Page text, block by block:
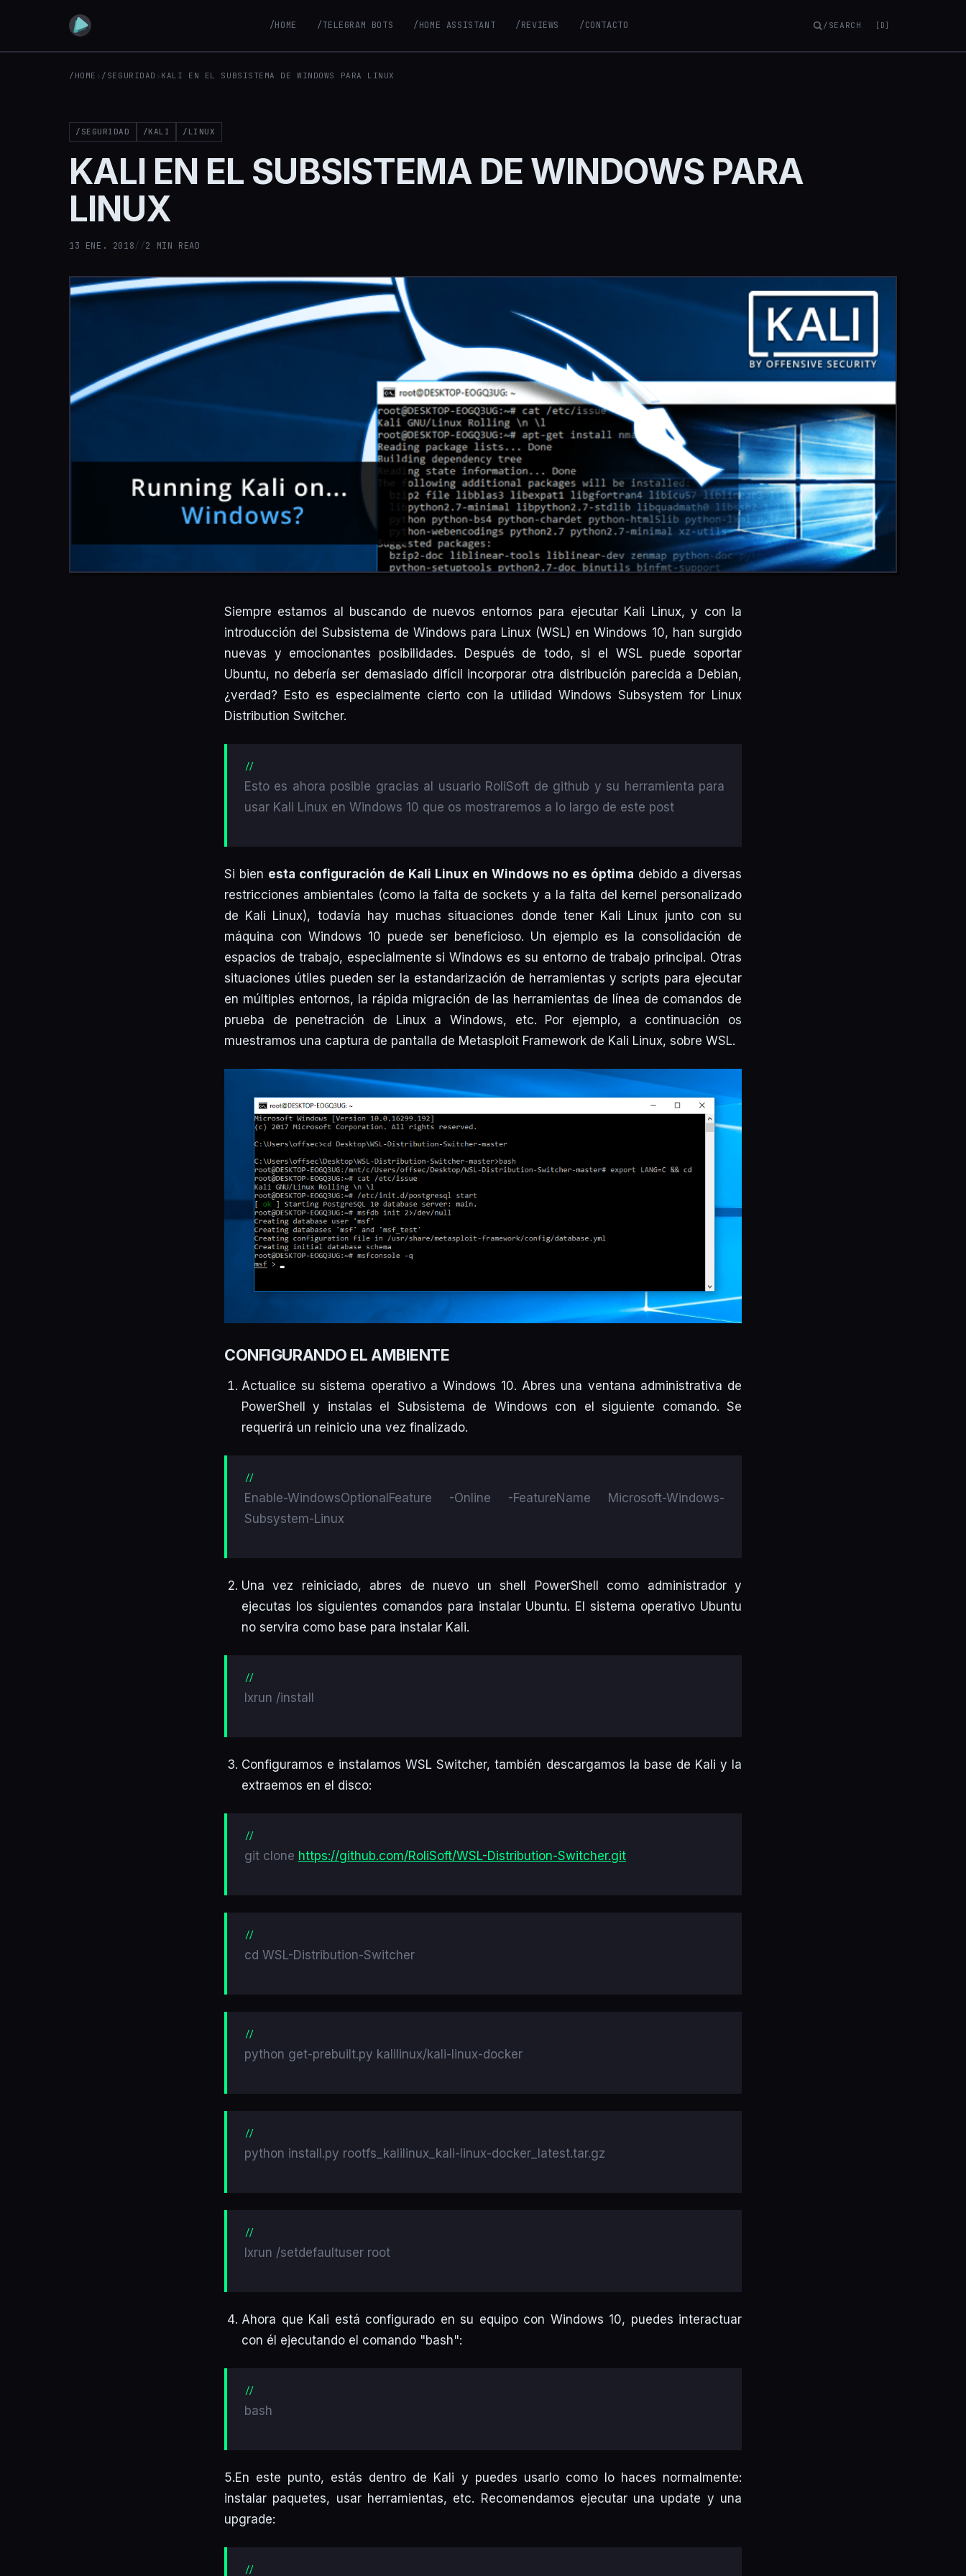
/HOME /TELEGRAM BOTS /HOME ASSISTANT /REVIEWS /CONTACTO /SEARCH [D]
/HOME › /SEGURIDAD › KALI EN EL SUBSISTEMA DE WINDOWS PARA LINUX
/SEGURIDAD /KALI /LINUX
KALI EN EL SUBSISTEMA DE WINDOWS PARA
LINUX
13 ENE. 2018//2 MIN READ
Siempre estamos al buscando de nuevos entornos para ejecutar Kali Linux, y con la
introducción del Subsistema de Windows para Linux (WSL) en Windows 10, han surgido
nuevas y emocionantes posibilidades. Después de todo, si el WSL puede soportar
Ubuntu, no debería ser demasiado difícil incorporar otra distribución parecida a Debian,
¿verdad? Esto es especialmente cierto con la utilidad Windows Subsystem for Linux
Distribution Switcher.
Esto es ahora posible gracias al usuario RoliSoft de github y su herramienta para
usar Kali Linux en Windows 10 que os mostraremos a lo largo de este post
Si bien esta configuración de Kali Linux en Windows no es óptima debido a diversas
restricciones ambientales (como la falta de sockets y a la falta del kernel personalizado
de Kali Linux), todavía hay muchas situaciones donde tener Kali Linux junto con su
máquina con Windows 10 puede ser beneficioso. Un ejemplo es la consolidación de
espacios de trabajo, especialmente si Windows es su entorno de trabajo principal. Otras
situaciones útiles pueden ser la estandarización de herramientas y scripts para ejecutar
en múltiples entornos, la rápida migración de las herramientas de línea de comandos de
prueba de penetración de Linux a Windows, etc. Por ejemplo, a continuación os
muestramos una captura de pantalla de Metasploit Framework de Kali Linux, sobre WSL.
CONFIGURANDO EL AMBIENTE
Actualice su sistema operativo a Windows 10. Abres una ventana administrativa de
PowerShell y instalas el Subsistema de Windows con el siguiente comando. Se
requerirá un reinicio una vez finalizado.
Enable-WindowsOptionalFeature -Online -FeatureName Microsoft-Windows-
Subsystem-Linux
Una vez reiniciado, abres de nuevo un shell PowerShell como administrador y
ejecutas los siguientes comandos para instalar Ubuntu. El sistema operativo Ubuntu
no servira como base para instalar Kali.
lxrun /install
Configuramos e instalamos WSL Switcher, también descargamos la base de Kali y la
extraemos en el disco:
git clone https://github.com/RoliSoft/WSL-Distribution-Switcher.git
cd WSL-Distribution-Switcher
python get-prebuilt.py kalilinux/kali-linux-docker
python install.py rootfs_kalilinux_kali-linux-docker_latest.tar.gz
lxrun /setdefaultuser root
Ahora que Kali está configurado en su equipo con Windows 10, puedes interactuar
con él ejecutando el comando "bash":
bash
5.En este punto, estás dentro de Kali y puedes usarlo como lo haces normalmente:
instalar paquetes, usar herramientas, etc. Recomendamos ejecutar una update y una
upgrade: